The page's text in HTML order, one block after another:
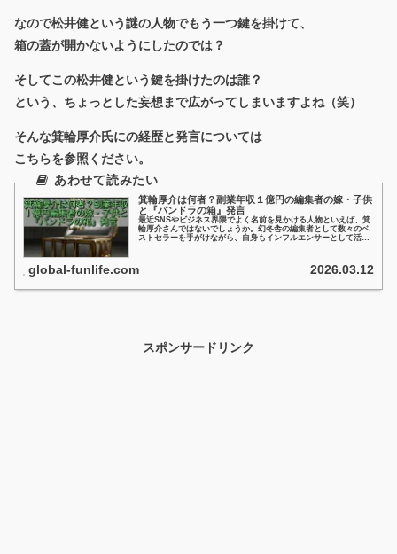
なので松井健という謎の人物でもう一つ鍵を掛けて、
箱の蓋が開かないようにしたのでは？
そしてこの松井健という鍵を掛けたのは誰？
という、ちょっとした妄想まで広がってしまいますよね（笑）
そんな箕輪厚介氏にの経歴と発言については
こちらを参照ください。
箕輪厚介は何者？副業年収１億円の編集者の嫁・子供
と『パンドラの箱』発言
最近SNSやビジネス界隈でよく名前を見かける人物といえば、箕
輪厚介さんではないでしょうか。幻冬舎の編集者として数々のベ
ストセラーを手がけながら、自身もインフルエンサーとして活
global-funlife.com 2026.03.12
スポンサードリンク